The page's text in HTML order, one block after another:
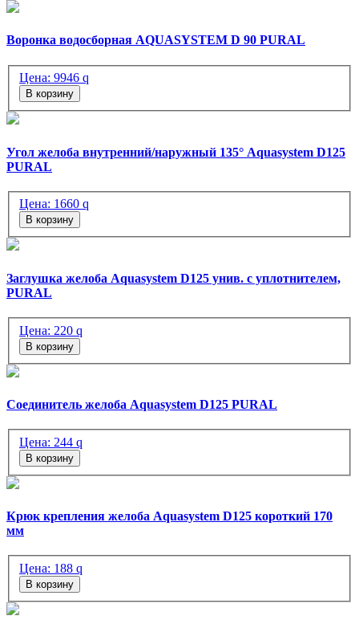
Воронка водосборная AQUASYSTEM D 90 PURAL
Цена: 9946 q
В корзину
Угол желоба внутренний/наружный 135° Aquasystem D125
PURAL
Цена: 1660 q
В корзину
Заглушка желоба Aquasystem D125 унив. с уплотнителем,
PURAL
Цена: 220 q
В корзину
Соединитель желоба Aquasystem D125 PURAL
Цена: 244 q
В корзину
Крюк крепления желоба Aquasystem D125 короткий 170
мм
Цена: 188 q
В корзину